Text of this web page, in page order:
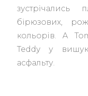
бірюзових,
кольорів. А
Teddy у
асфальту.